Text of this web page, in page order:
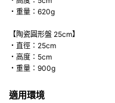
・重量：620g
【陶瓷圓形盤 25cm】
・直徑：25cm
・高度：5cm
・重量：900g
適用環境